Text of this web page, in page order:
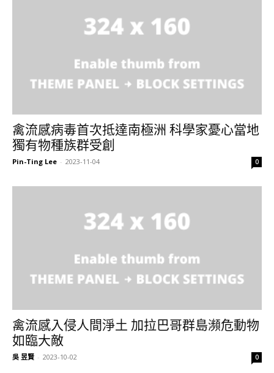
禽流感病毒首次抵達南極洲 科學家憂心當地
獨有物種族群受創
Pin-Ting Lee - 2023-11-04 0
禽流感入侵人間淨土 加拉巴哥群島瀕危動物
如臨大敵
吳 昱賢 - 2023-10-02 0